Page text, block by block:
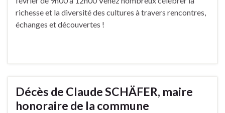
richesse et la diversité des cultures à travers rencontres,
échanges et découvertes !
Décès de Claude SCHÄFER, maire
honoraire de la commune